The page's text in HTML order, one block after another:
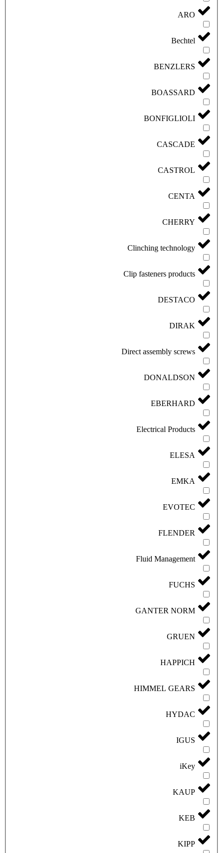
ARO
Bechtel
BENZLERS
BOASSARD
BONFIGLIOLI
CASCADE
CASTROL
CENTA
CHERRY
Clinching technology
Clip fasteners products
DESTACO
DIRAK
Direct assembly screws
DONALDSON
EBERHARD
Electrical Products
ELESA
EMKA
EVOTEC
FLENDER
Fluid Management
FUCHS
GANTER NORM
GRUEN
HAPPICH
HIMMEL GEARS
HYDAC
IGUS
iKey
KAUP
KEB
KIPP